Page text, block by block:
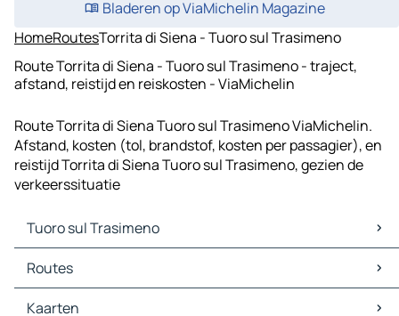
Bladeren op ViaMichelin Magazine
HomeRoutesTorrita di Siena - Tuoro sul Trasimeno
Route Torrita di Siena - Tuoro sul Trasimeno - traject,
afstand, reistijd en reiskosten - ViaMichelin
Route Torrita di Siena Tuoro sul Trasimeno ViaMichelin.
Afstand, kosten (tol, brandstof, kosten per passagier), en
reistijd Torrita di Siena Tuoro sul Trasimeno, gezien de
verkeerssituatie
Tuoro sul Trasimeno
Tuoro sul Trasimeno Kaarten
Tuoro sul Trasimeno Verkeer
Tuoro sul Trasimeno Hotels
Routes
Routes Tuoro sul Trasimeno - Castiglione del Lago
Kaarten